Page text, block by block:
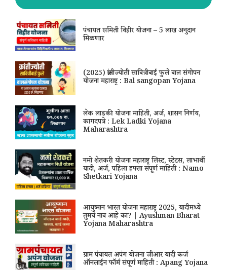
पंचायत समिती विहीर योजना – 5 लाख अनुदान
मिळणार
(2025) क्रांतीज्योती सावित्रीबाई फुले बाल संगोपन
योजना महाराष्ट्र : Bal sangopan Yojana
लेक लाडकी योजना माहिती, अर्ज, शासन निर्णय,
कागदपत्रे : Lek Ladki Yojana
Maharashtra
नमो शेतकरी योजना महाराष्ट्र लिस्ट, स्टेटस, लाभार्थी
यादी, अर्ज, पहिला हफ्ता संपूर्ण माहिती : Namo
Shetkari Yojana
आयुष्मान भारत योजना महाराष्ट्र 2025, यादीमध्ये
तुमचं नाव आहे का? | Ayushman Bharat
Yojana Maharashtra
ग्राम पंचायत अपंग योजना जीआर यादी कर्ज
ऑनलाईन फॉर्म संपूर्ण माहिती : Apang Yojana